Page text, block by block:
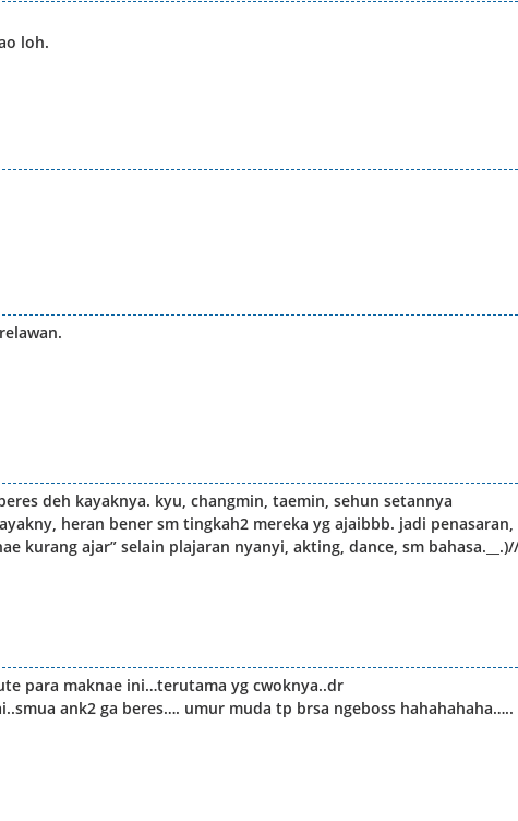
loh.
deh kayaknya. kyu, changmin, taemin, sehun setannya
heran bener sm tingkah2 mereka yg ajaibbb. jadi penasaran,
kurang ajar” selain plajaran nyanyi, akting, dance, sm bahasa.__.)//
para maknae ini…terutama yg cwoknya..dr
ank2 ga beres…. umur muda tp brsa ngeboss hahahahaha…..